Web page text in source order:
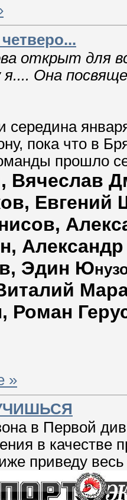
открыт для
Она
середина
пока что в
прошло
Вячеслав
Эдин Ю
Роман
»
в Первой
в качестве
приведу